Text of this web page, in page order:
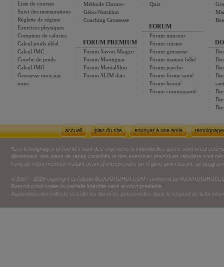
Liste de courses
Suivi des mensurations
Réglette de régime
Exercices physiques
Compteur de calories
Calcul poids idéal
Calcul IMC
Courbe de poids
Calcul IMG
Grossesse mois par
mois
Méthode Chrono-
Géno-Nutrition
Coaching Grossesse
FORUM PREMIUM
Forum Savoir Maigrir
Forum Montignac
Forum MentalSlim
Forum SLIM data
Quiz
FORUM
Forum minceur
Forum cuisine
Forum grossesse
Forum maman bébé
Forum psycho
Forum forme santé
Forum beauté
Forum communauté
accueil plan du site envoyer à une amie
*Les témoignages présentés sont des expériences individuelles qui ne sont ni
alimentaire, des plans de repas contrôlés et des exercices physiques réguliers sont
l'avis de votre médecin traitant avant d'entreprendre un régime amincissant, un
© 2007 - 2026 copyright et éditeur AUJOURDHUI.COM / powered by
Reproduction totale ou partielle interdite sans accord préalable.
Aujourdhui.com collecte et traite les données personnelles dans le respect de la loi